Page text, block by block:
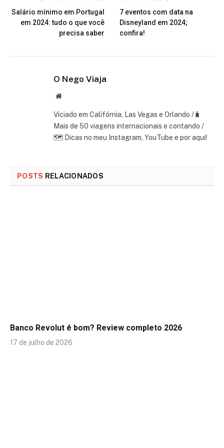
Salário mínimo em Portugal
em 2024: tudo o que você
precisa saber
7 eventos com data na
Disneyland em 2024;
confira!
O Nego Viaja
Website
Viciado em Califórnia, Las Vegas e Orlando /🧳
Mais de 50 viagens internacionais e contando /
🗺 Dicas no meu Instagram, YouTube e por aqui!
POSTS RELACIONADOS
Banco Revolut é bom? Review completo 2026
17 de julho de 2026